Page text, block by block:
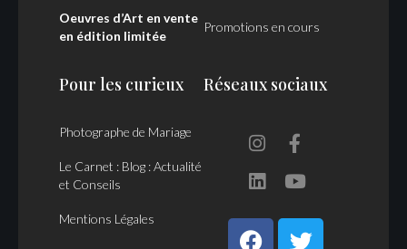
Oeuvres d’Art en vente
en édition limitée
Promotions en cours
Pour les curieux
Photographe de Mariage
Le Carnet : Blog : Actualité
et Conseils
Mentions Légales
Réseaux sociaux